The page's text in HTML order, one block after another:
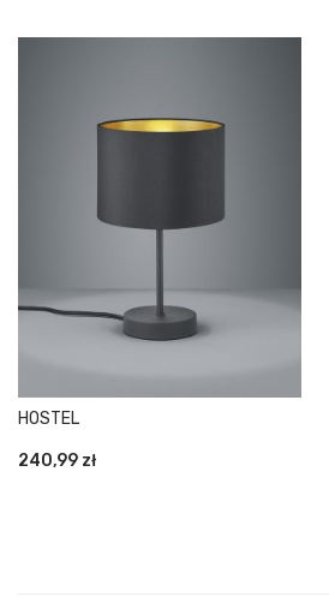
HOSTEL
240,99 zł